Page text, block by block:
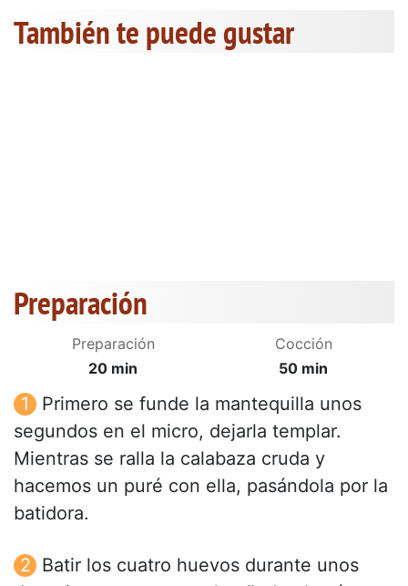
También te puede gustar
Preparación
Preparación
20 min
Cocción
50 min
Primero se funde la mantequilla unos
segundos en el micro, dejarla templar.
Mientras se ralla la calabaza cruda y
hacemos un puré con ella, pasándola por la
batidora.
Batir los cuatro huevos durante unos